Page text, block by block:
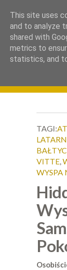
TAGI:
VITTE,
WYSPA
This site uses
and to analyze
shared with
metrics to
statistics, and